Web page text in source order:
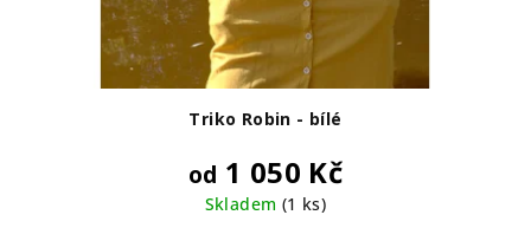
Triko Robin - bílé
od 1 050 Kč
Skladem (1 ks)